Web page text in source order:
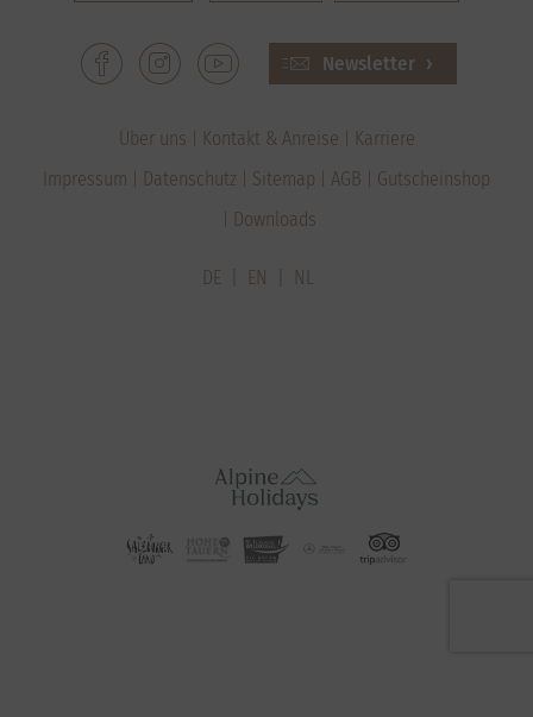
Newsletter
Über uns Kontakt & Anreise
Karriere
Impressum
Datenschutz Sitemap AGB
Gutscheinshop
Downloads
DE EN NL